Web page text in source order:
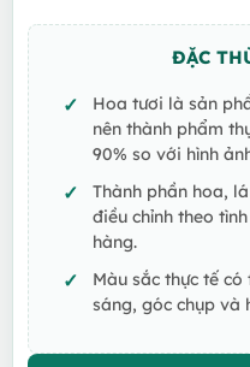
ĐẶC
Hoa tươi là sản
nên thành phẩm
90% so với hình
Thành phần hoa,
điều chỉnh theo
hàng.
Màu sắc thực tế có
sáng, góc chụp và